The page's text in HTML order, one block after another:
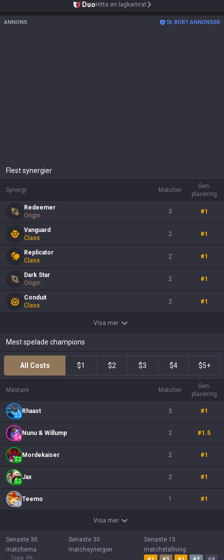
Duo Hitta en lagkamrat
ANNONS TA BORT ANNONSER
Flest synergier
Synergi Matcher
Gen.
placering
Redeemer
Origin
3 #1
Vanguard
Class
2 #1
Replicator
Class
2 #1
Dark Star
Origin
2 #1
Conduit
Class
2 #1
Visa mer
Mest spelade champions
All Costs $1 $2 $3 $4 $5+
Mästare Matcher
Gen.
placering
$3
Rhaast 3 #1
$4
Nunu & Willump 2 #1.5
$2
Mordekaiser 2 #1
$2
Jax 2 #1
$1
Teemo 1 #1
Visa mer
Senaste 30
matcherna
Topp 4%
Senaste 30
matchsynergier
Senaste 15
matchställning